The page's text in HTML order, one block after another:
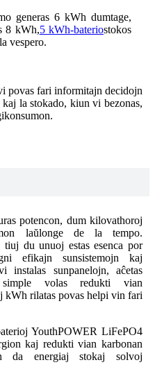
generas 6 kWh dumtage,
8 kWh,5 kWh-bateriostokos
vespero.
povas fari informitajn decidojn
la stokado, kiun vi bezonas,
potencon, dum kilovathoroj
laŭlonge de la tempo.
du unuoj estas esenca por
efikajn sunsistemojn kaj
instalas sunpanelojn, aĉetas
volas redukti vian
kWh rilatas povas helpi vin fari
YouthPOWER LiFePO4
kaj redukti vian karbonan
da energiaj stokaj solvoj